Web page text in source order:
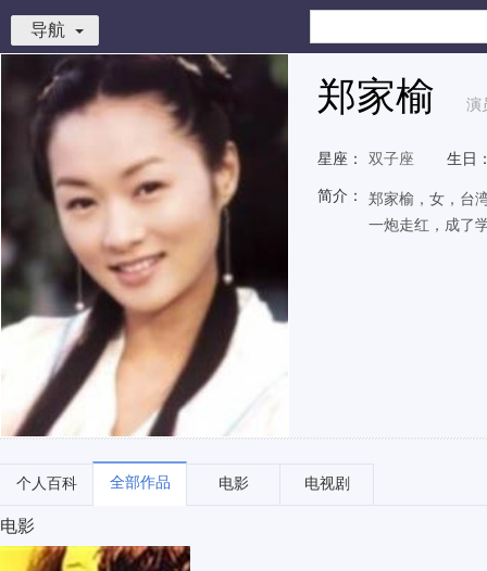
导航
郑家榆 演
星座： 双子座 生日
简介：
郑家榆，女，台
一炮走红，成了
个人百科 全部作品 电影 电视剧
电影